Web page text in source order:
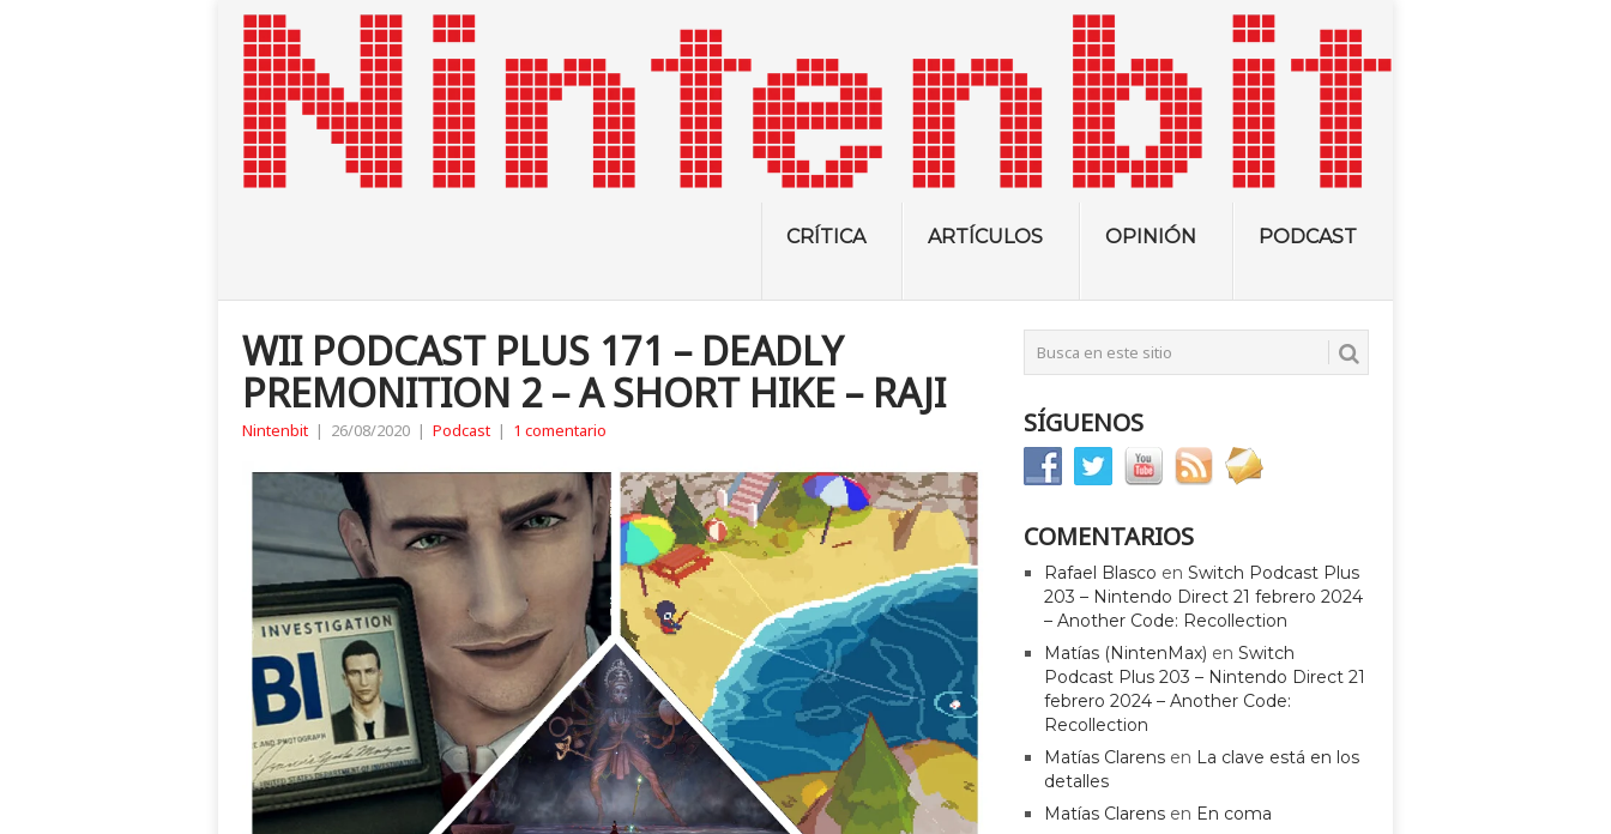
CRÍTICA ARTÍCULOS OPINIÓN PODCAST
WII PODCAST PLUS 171 – DEADLY
PREMONITION 2 – A SHORT HIKE – RAJI
Nintenbit | 26/08/2020 | Podcast | 1 comentario SÍGUENOS
COMENTARIOS
Rafael Blasco enSwitch Podcast Plus
203 – Nintendo Direct 21 febrero 2024
– Another Code: Recollection
Matías (NintenMax) enSwitch
Podcast Plus 203 – Nintendo Direct 21
febrero 2024 – Another Code:
Recollection
Matías Clarens en La clave está en los
detalles
Matías Clarens en En coma